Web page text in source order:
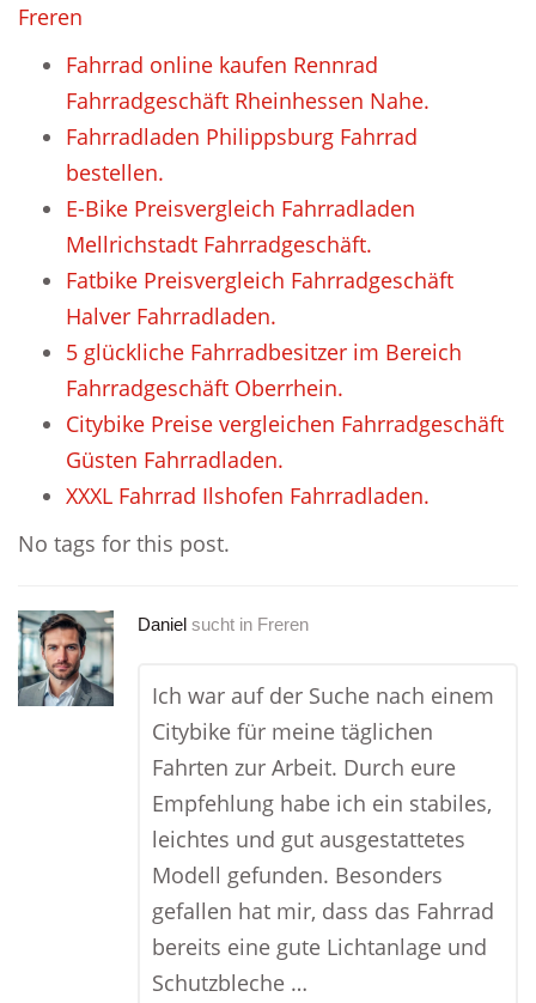
Freren
Fahrrad online kaufen Rennrad
Fahrradgeschäft Rheinhessen Nahe.
Fahrradladen Philippsburg Fahrrad
bestellen.
E-Bike Preisvergleich Fahrradladen
Mellrichstadt Fahrradgeschäft.
Fatbike Preisvergleich Fahrradgeschäft
Halver Fahrradladen.
5 glückliche Fahrradbesitzer im Bereich
Fahrradgeschäft Oberrhein.
Citybike Preise vergleichen Fahrradgeschäft
Güsten Fahrradladen.
XXXL Fahrrad Ilshofen Fahrradladen.
No tags for this post.
Daniel sucht in Freren
Ich war auf der Suche nach einem
Citybike für meine täglichen
Fahrten zur Arbeit. Durch eure
Empfehlung habe ich ein stabiles,
leichtes und gut ausgestattetes
Modell gefunden. Besonders
gefallen hat mir, dass das Fahrrad
bereits eine gute Lichtanlage und
Schutzbleche …